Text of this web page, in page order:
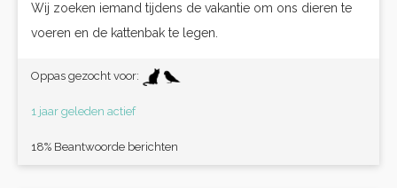
Wij zoeken iemand tijdens de vakantie om ons dieren te
voeren en de kattenbak te legen.
Oppas gezocht voor:
1 jaar geleden actief
18% Beantwoorde berichten